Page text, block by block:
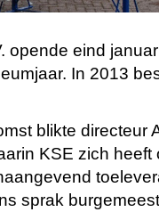
opende eind
In 2013
blikte directeur
KSE zich heeft
sprak